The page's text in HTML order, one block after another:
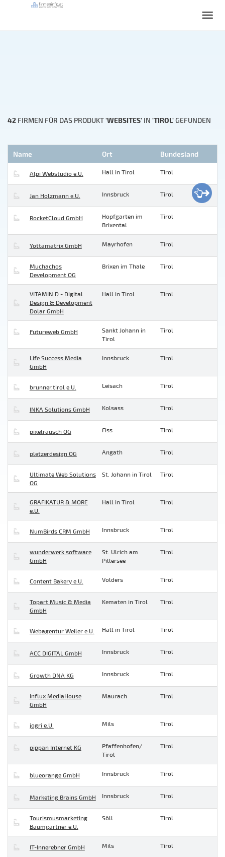
42 FIRMEN FÜR DAS PRODUKT'WEBSITES' IN 'TIROL'GEFUNDEN
Name Ort Bundesland
Alpi Webstudio e.U. Hall in Tirol Tirol
Jan Holzmann e.U. Innsbruck Tirol
RocketCloud GmbH
Hopfgarten im
Brixental
Tirol
Yottamatrix GmbH Mayrhofen Tirol
Muchachos
Development OG
Brixen im Thale Tirol
VITAMIN D - Digital
Design & Development
Dolar GmbH
Hall in Tirol Tirol
Futureweb GmbH
Sankt Johann in
Tirol
Tirol
Life Success Media
GmbH
Innsbruck Tirol
brunner.tirol e.U. Leisach Tirol
INKA Solutions GmbH Kolsass Tirol
pixelrausch OG Fiss Tirol
pletzerdesign OG Angath Tirol
Ultimate Web Solutions
OG
St. Johann in Tirol Tirol
GRAFIKATUR & MORE
e.U.
Hall in Tirol Tirol
NumBirds CRM GmbH Innsbruck Tirol
wunderwerk software
GmbH
St. Ulrich am
Pillersee
Tirol
Content Bakery e.U. Volders Tirol
Topart Music & Media
GmbH
Kematen in Tirol Tirol
Webagentur Weiler e.U. Hall in Tirol Tirol
ACC DIGITAL GmbH Innsbruck Tirol
Growth DNA KG Innsbruck Tirol
Influx MediaHouse
GmbH
Maurach Tirol
jogri e.U. Mils Tirol
pippan Internet KG
Pfaffenhofen/
Tirol
Tirol
blueorange GmbH Innsbruck Tirol
Marketing Brains GmbH Innsbruck Tirol
Tourismusmarketing
Baumgartner e.U.
Söll Tirol
IT-Innerebner GmbH Mils Tirol